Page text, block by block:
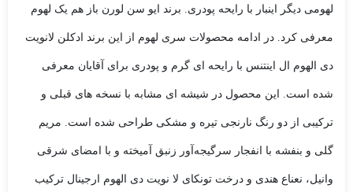
لهومی دیگر اینبار با رایحه پودری. برند ایو سن لورن باز هم یک لهوم
معرفی کرد. در ادامه محصولات سری لهوم از این برند ادکلن لانویت
دی الهوم ال اینتنس با رایحه ای گرم و پودری برای آقایان معرفی
شده است. این محصول در شیشه ای مشابه با نسخه های قبلی و
ترکیبی از دو رنگ نارنجی تیره و مشکی طراحی شده است. مریم
گلی و بنفشه با انفجار سرگیجه‌آور زنبق آمیخته و با امضای شرقی
وانیل، نعناع هندی و درخت تونکای لا نویت دی الهوم ارجینال ترکیب